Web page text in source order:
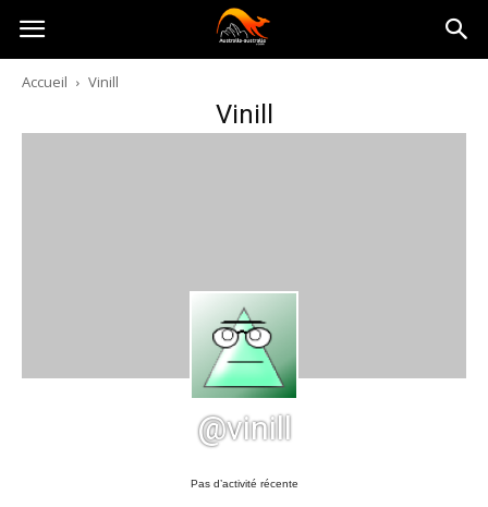
Australia-
australie.com
Accueil Vinill
Vinill
@vinill
Pas d’activité récente